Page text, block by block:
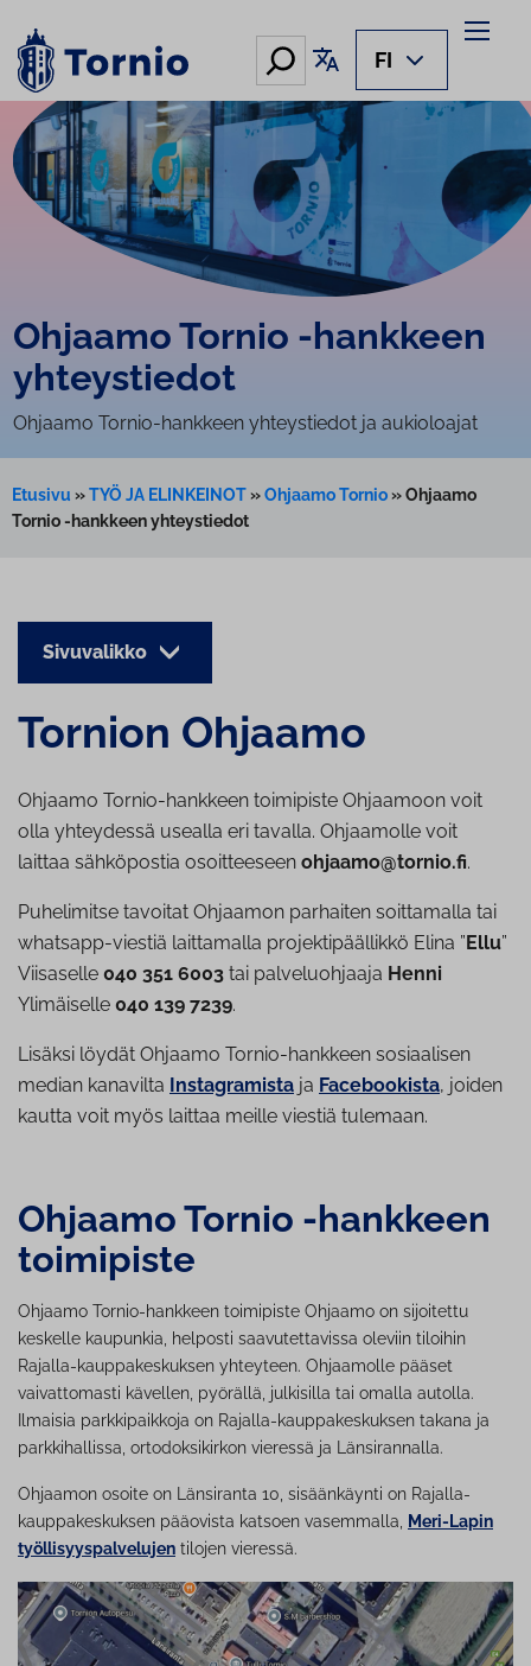
sisältöön
Hae Käännä sivu
FI
Ohjaamo Tornio -hankkeen
yh­teys­tie­dot
Ohjaamo Tornio-hankkeen yhteystiedot ja aukioloajat
Etusivu »TYÖ JA ELINKEINOT»Ohjaamo Tornio»Ohjaamo
Tornio -hankkeen yhteystiedot
Sivuvalikko
Tornion Ohjaamo
Ohjaamo Tornio-hankkeen toimipiste Ohjaamoon voit
olla yhteydessä usealla eri tavalla. Ohjaamolle voit
laittaa sähköpostia osoitteeseen ohjaamo@tornio.fi.
Puhelimitse tavoitat Ohjaamon parhaiten soittamalla tai
whatsapp-viestiä laittamalla projektipäällikkö Elina ” Ellu”
Viisaselle 040 351 6003 tai palveluohjaaja Henni
Ylimäiselle 040 139 7239.
Lisäksi löydät Ohjaamo Tornio-hankkeen sosiaalisen
median kanavilta Instagramista ja Facebookista, joiden
kautta voit myös laittaa meille viestiä tulemaan.
Ohjaamo Tornio -hankkeen
toimipiste
Ohjaamo Tornio-hankkeen toimipiste Ohjaamo on sijoitettu
keskelle kaupunkia, helposti saavutettavissa oleviin tiloihin
Rajalla-kauppakeskuksen yhteyteen. Ohjaamolle pääset
vaivattomasti kävellen, pyörällä, julkisilla tai omalla autolla.
Ilmaisia parkkipaikkoja on Rajalla-kauppakeskuksen takana ja
parkkihallissa, ortodoksikirkon vieressä ja Länsirannalla.
Ohjaamon osoite on Länsiranta 10, sisäänkäynti on Rajalla-
kauppakeskuksen pääovista katsoen vasemmalla, Meri-Lapin
työllisyyspalvelujen tilojen vieressä.